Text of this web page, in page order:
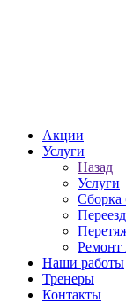
Акции
Услуги
Назад
Услуги
Сборка
Ремонт
Наши работы
Тренеры
Контакты